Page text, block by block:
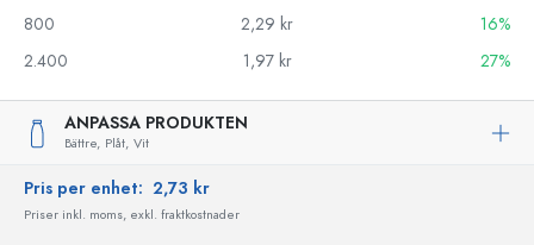
800
2,29 kr
16%
2.400
1,97 kr 27%
ANPASSA PRODUKTEN
Bättre, Plåt, Vit
Pris per enhet: 2,73 kr
Priser inkl. moms, exkl. fraktkostnader